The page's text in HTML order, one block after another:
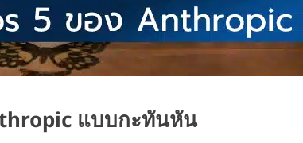
แบบกะทันหัน